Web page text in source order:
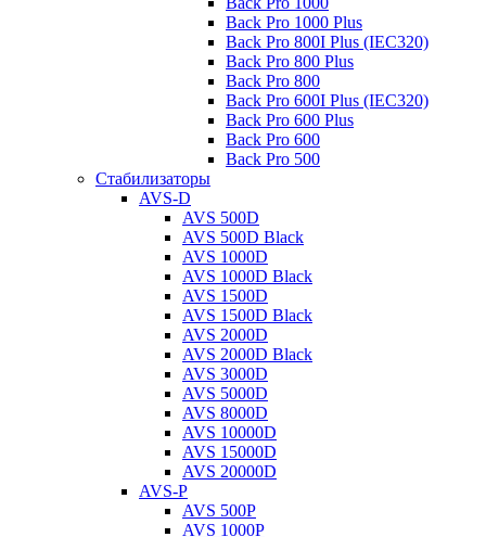
Back Pro 1000 Plus
Back Pro 800I Plus (IEC320)
Back Pro 800 Plus
Back Pro 800
Back Pro 600I Plus (IEC320)
Back Pro 600 Plus
Back Pro 600
Back Pro 500
Стабилизаторы
AVS-D
AVS 500D
AVS 500D Black
AVS 1000D
AVS 1000D Black
AVS 1500D
AVS 1500D Black
AVS 2000D
AVS 2000D Black
AVS 3000D
AVS 5000D
AVS 8000D
AVS 10000D
AVS 15000D
AVS 20000D
AVS-P
AVS 500P
AVS 1000P